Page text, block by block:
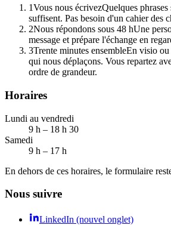
1Vous nous écrivezQuelques
suffisent. Pas besoin d'un cahier des
2Nous répondons sous 48 hUne
message et prépare l'échange en
3Trente minutes ensembleEn visio
qui nous déplaçons. Vous repartez
ordre de grandeur.
Horaires
Lundi au vendredi
9 h – 18 h 30
Samedi
9 h – 17 h
En dehors de ces horaires, le formulaire
Nous suivre
LinkedIn (nouvel onglet)